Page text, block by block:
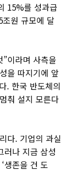
15%를 성과급
원 규모에 달
이라며 사측을
을 따지기에 앞
. 한국 반도체의
춰 설지 모른다
다. 기업의 과실
러나 지금 삼성
생존을 건 도